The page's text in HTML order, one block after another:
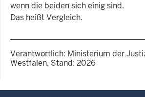
wenn die beiden sich einig sind.
Das heißt Vergleich.
Verantwortlich: Ministerium der
Westfalen, Stand: 2026